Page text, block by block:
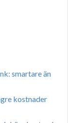
smartare än
kostnader